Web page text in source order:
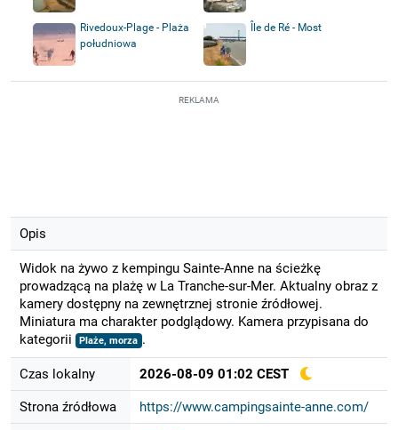
Rivedoux-Plage - Plaża
południowa
Île de Ré - Most
REKLAMA
Opis
Widok na żywo z kempingu Sainte-Anne na ścieżkę
prowadzącą na plażę w La Tranche-sur-Mer. Aktualny obraz z
kamery dostępny na zewnętrznej stronie źródłowej.
Miniatura ma charakter podglądowy. Kamera przypisana do
kategorii
Plaże, morza .
Czas lokalny 2026-08-09 01:02 CEST
Strona źródłowa https://www.campingsainte-anne.com/